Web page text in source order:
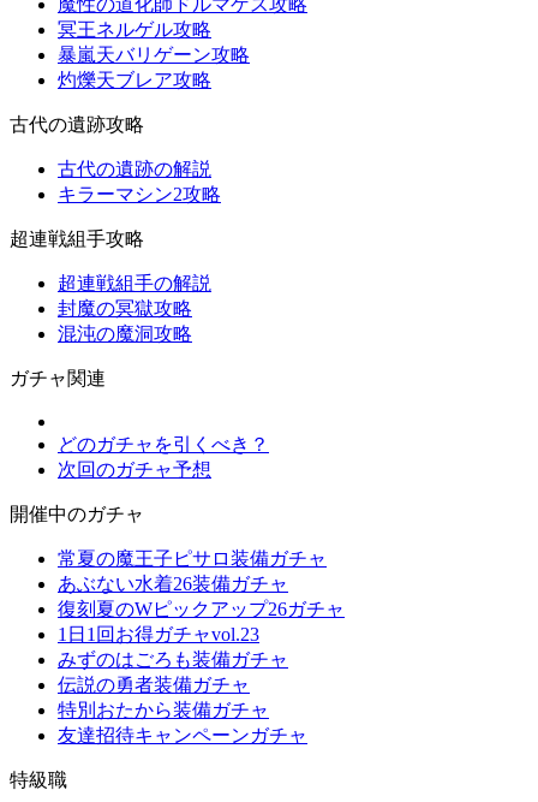
魔性の道化師ドルマゲス攻略
冥王ネルゲル攻略
暴嵐天バリゲーン攻略
灼爍天ブレア攻略
古代の遺跡攻略
古代の遺跡の解説
キラーマシン2攻略
超連戦組手攻略
超連戦組手の解説
封魔の冥獄攻略
混沌の魔洞攻略
ガチャ関連
どのガチャを引くべき？
次回のガチャ予想
開催中のガチャ
常夏の魔王子ピサロ装備ガチャ
あぶない水着26装備ガチャ
復刻夏のWピックアップ26ガチャ
1日1回お得ガチャvol.23
みずのはごろも装備ガチャ
伝説の勇者装備ガチャ
特別おたから装備ガチャ
友達招待キャンペーンガチャ
特級職